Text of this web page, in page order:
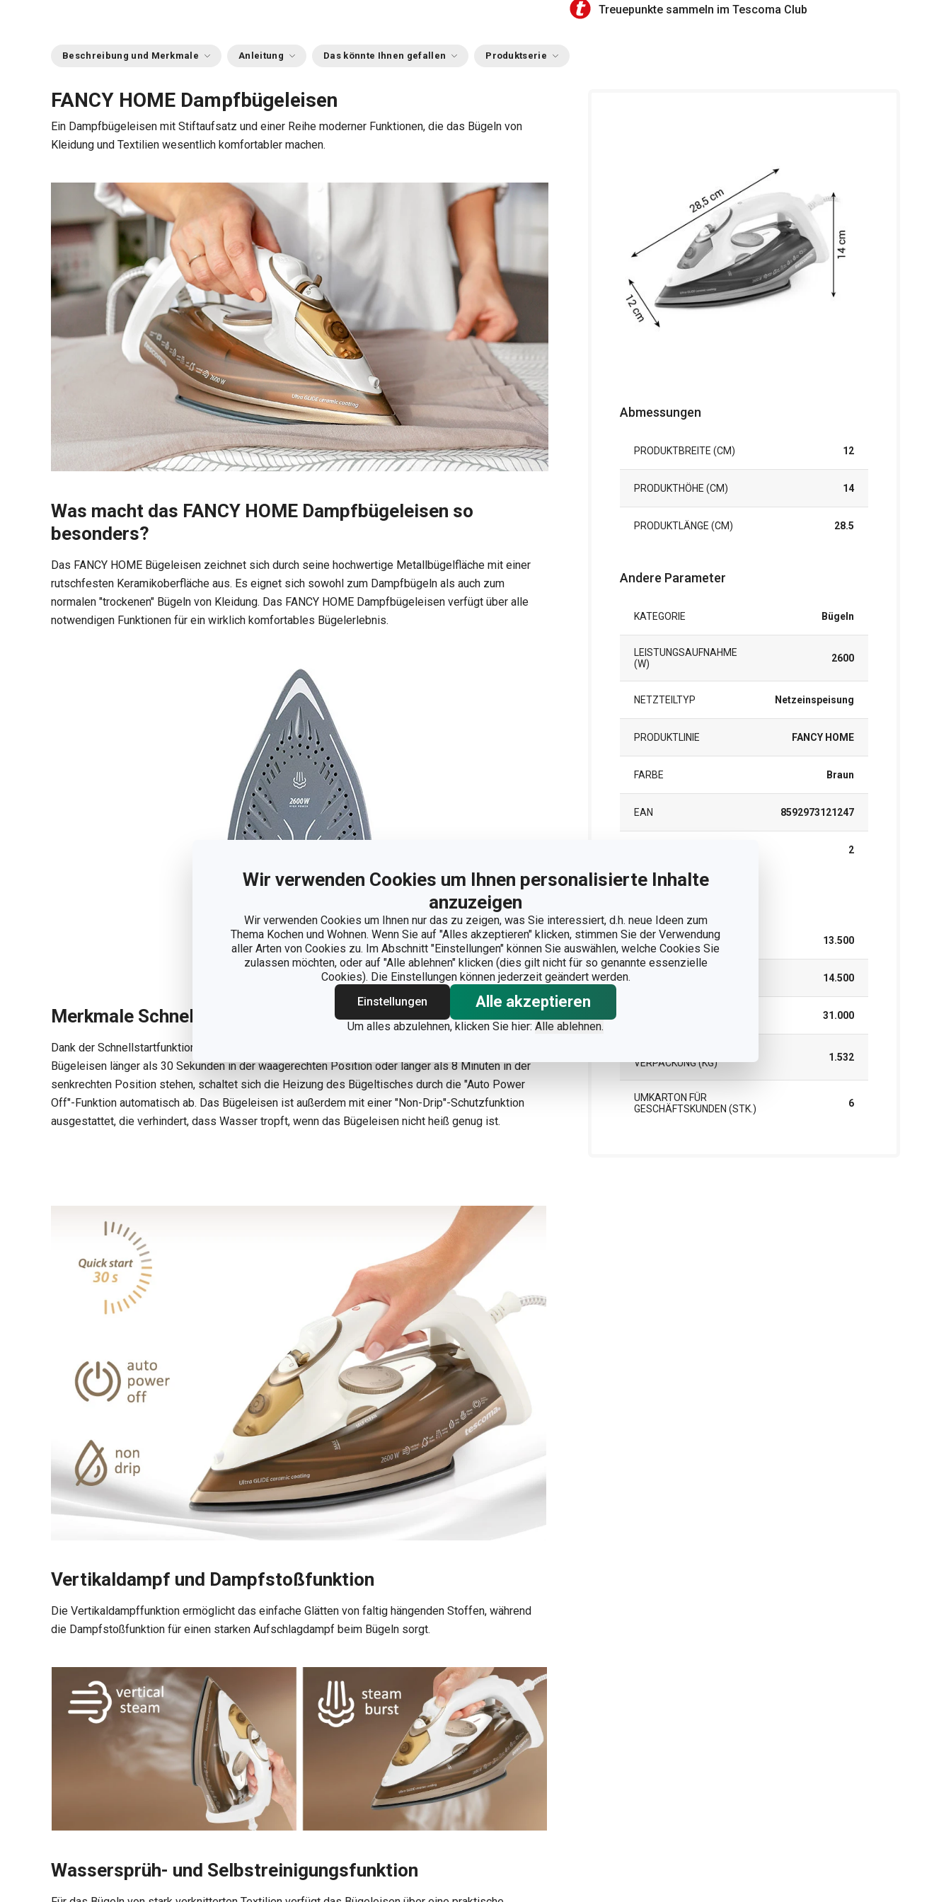
Wir verwenden Cookies um Ihnen personalisierte Inhalte
anzuzeigen
Wir verwenden Cookies um Ihnen nur das zu zeigen, was Sie interessiert, d.h. neue Ideen zum
Thema Kochen und Wohnen. Wenn Sie auf "Alles akzeptieren" klicken, stimmen Sie der Verwendung
aller Arten von Cookies zu. Im Abschnitt "Einstellungen" können Sie auswählen, welche Cookies Sie
zulassen möchten, oder auf "Alle ablehnen" klicken (dies gilt nicht für so genannte essenzielle
Cookies). Die Einstellungen können jederzeit geändert werden.
Einstellungen
Alle akzeptieren
Um alles abzulehnen, klicken Sie hier: Alle ablehnen.
Treuepunkte sammeln im Tescoma Club
Beschreibung und Merkmale Anleitung Das könnte Ihnen gefallen Produktserie
FANCY HOME Dampfbügeleisen
Ein Dampfbügeleisen mit Stiftaufsatz und einer Reihe moderner Funktionen, die das Bügeln von
Kleidung und Textilien wesentlich komfortabler machen.
Was macht das FANCY HOME Dampfbügeleisen so
besonders?
Das FANCY HOME Bügeleisen zeichnet sich durch seine hochwertige Metallbügelfläche mit einer
rutschfesten Keramikoberfläche aus. Es eignet sich sowohl zum Dampfbügeln als auch zum
normalen "trockenen" Bügeln von Kleidung. Das FANCY HOME Dampfbügeleisen verfügt über alle
notwendigen Funktionen für ein wirklich komfortables Bügelerlebnis.
Merkmale Schnellstart, Abschaltautomatik und Tropfstopp
Dank der Schnellstartfunktion ist das Bügeleisen bereits nach 30 Sekunden einsatzbereit. Bleibt das
Bügeleisen länger als 30 Sekunden in der waagerechten Position oder länger als 8 Minuten in der
senkrechten Position stehen, schaltet sich die Heizung des Bügeltisches durch die "Auto Power
Off"-Funktion automatisch ab. Das Bügeleisen ist außerdem mit einer "Non-Drip"-Schutzfunktion
ausgestattet, die verhindert, dass Wasser tropft, wenn das Bügeleisen nicht heiß genug ist.
Vertikaldampf und Dampfstoßfunktion
Die Vertikaldampffunktion ermöglicht das einfache Glätten von faltig hängenden Stoffen, während
die Dampfstoßfunktion für einen starken Aufschlagdampf beim Bügeln sorgt.
Wassersprüh- und Selbstreinigungsfunktion
Abmessungen
PRODUKTBREITE (CM) 12
PRODUKTHÖHE (CM) 14
PRODUKTLÄNGE (CM) 28.5
Andere Parameter
KATEGORIE Bügeln
LEISTUNGSAUFNAHME
(W)
2600
NETZTEILTYP Netzeinspeisung
PRODUKTLINIE FANCY HOME
FARBE Braun
EAN 8592973121247
2
BREITE (CM) 13.500
14.500
31.000
ERPACKUNG (KG)
1.532
UMKARTON FÜR
GESCHÄFTSKUNDEN (STK.)
6